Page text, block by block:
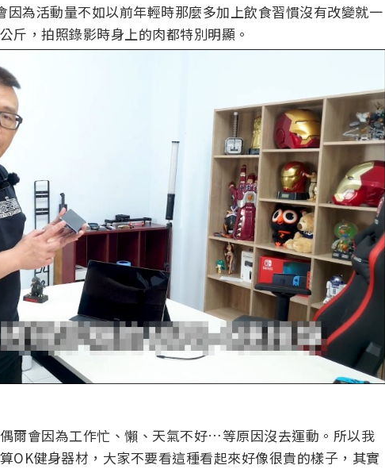
因為活動量不如以前年輕時那麼多加上飲食習慣沒有改變就一
斤，拍照錄影時身上的肉都特別明顯。
爾會因為工作忙、懶、天氣不好…等原因沒去運動。所以我
OK健身器材，大家不要看這種看起來好像很貴的樣子，其實